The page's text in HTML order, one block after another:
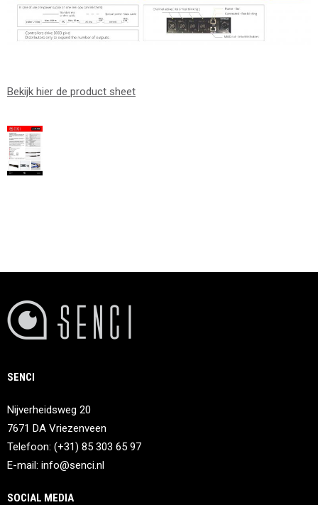
Bekijk hier de product sheet
SENCI
Nijverheidsweg 20
7671 DA Vriezenveen
Telefoon: (+31) 85 303 65 97
E-mail: info@senci.nl
SOCIAL MEDIA